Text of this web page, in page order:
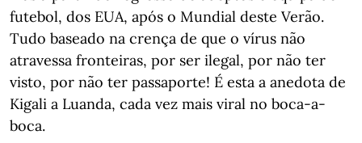
futebol, dos EUA, após o Mundial deste Verão.
Tudo baseado na crença de que o vírus não
atravessa fronteiras, por ser ilegal, por não ter
visto, por não ter passaporte! É esta a anedota de
Kigali a Luanda, cada vez mais viral no boca-a-
boca.